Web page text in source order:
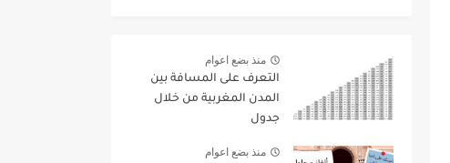
منذ بضع اعوام
التعرف على المسافة بين
المدن المغربية من خلال
جدول
منذ بضع اعوام